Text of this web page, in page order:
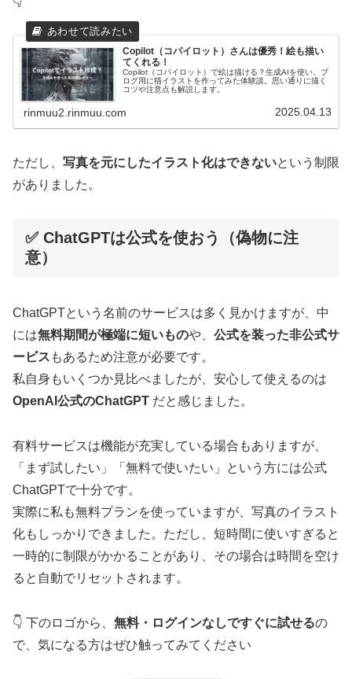
Copilot（コパイロット）さんは優秀！絵も描い
てくれる！
Copilot（コパイロット）で絵は描ける？生成AIを使い、ブ
ログ用に猫イラストを作ってみた体験談。思い通りに描く
コツや注意点も解説します。
rinmuu2.rinmuu.com 2025.04.13
ただし、 写真を元にしたイラスト化はできないという制限
がありました。
✅ ChatGPTは公式を使おう（偽物に注
意）
ChatGPTという名前のサービスは多く見かけますが、中
には無料期間が極端に短いものや、 公式を装った非公式サ
ービス もあるため注意が必要です。
私自身もいくつか見比べましたが、安心して使えるのは
OpenAI公式のChatGPT だと感じました。
有料サービスは機能が充実している場合もありますが、
「まず試したい」「無料で使いたい」という方には公式
ChatGPTで十分です。
実際に私も無料プランを使っていますが、写真のイラスト
化もしっかりできました。ただし、短時間に使いすぎると
一時的に制限がかかることがあり、その場合は時間を空け
ると自動でリセットされます。
👇 下のロゴから、 無料・ログインなしですぐに試せるの
で、気になる方はぜひ触ってみてください